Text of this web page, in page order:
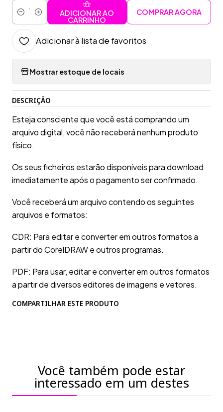
Quantidade
ADICIONAR AO
CARRINHO
COMPRAR AGORA
Adicionar à lista de favoritos
Mostrar estoque de locais
DESCRIÇÃO
Esteja consciente que você está comprando um
arquivo digital, você não receberá nenhum produto
físico.
Os seus ficheiros estarão disponíveis para download
imediatamente após o pagamento ser confirmado.
Você receberá um arquivo contendo os seguintes
arquivos e formatos:
CDR: Para editar e converter em outros formatos a
partir do CorelDRAW e outros programas.
PDF: Para usar, editar e converter em outros formatos
a partir de diversos editores de imagens e vetores.
COMPARTILHAR ESTE PRODUTO
Você também pode estar
interessado em um destes